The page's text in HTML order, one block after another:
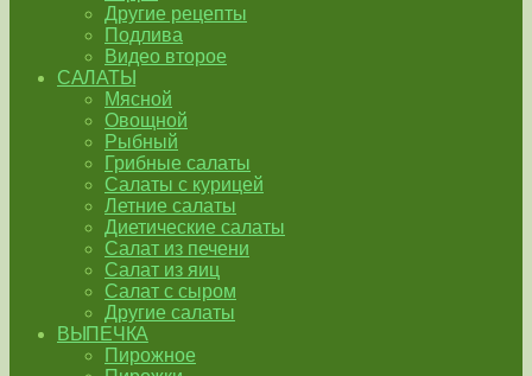
Другие рецепты
Подлива
Видео второе
САЛАТЫ
Мясной
Овощной
Рыбный
Грибные салаты
Салаты с курицей
Летние салаты
Диетические салаты
Салат из печени
Салат из яиц
Салат с сыром
Другие салаты
ВЫПЕЧКА
Пирожное